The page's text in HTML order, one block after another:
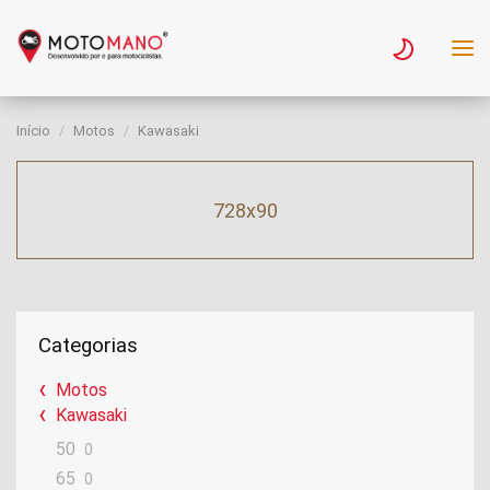
Início Motos Kawasaki
728x90
Categorias
Motos
Kawasaki
50
0
65 0